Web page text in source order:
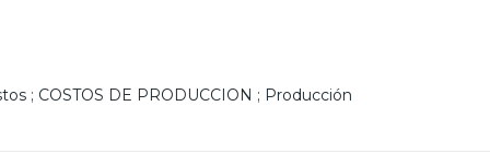
; COSTOS DE PRODUCCION ; Producción